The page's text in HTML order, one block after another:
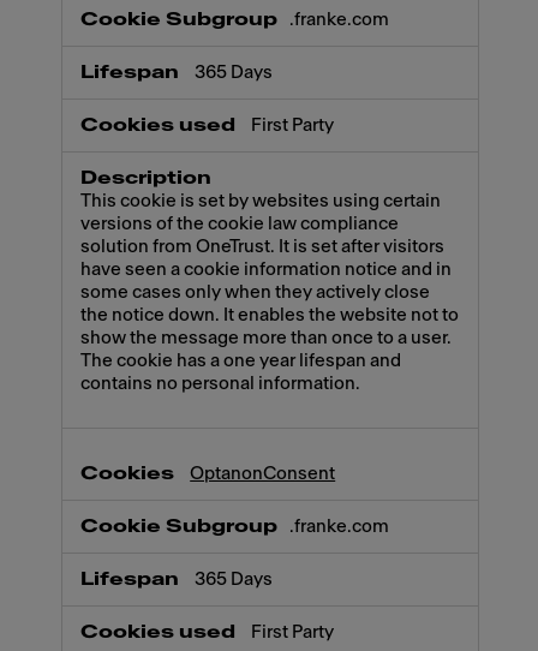
.franke.com
365 Days
First Party
This cookie is set by websites using certain
versions of the cookie law compliance
solution from OneTrust. It is set after visitors
have seen a cookie information notice and in
some cases only when they actively close
the notice down. It enables the website not to
show the message more than once to a user.
The cookie has a one year lifespan and
contains no personal information.
OptanonConsent
.franke.com
365 Days
First Party